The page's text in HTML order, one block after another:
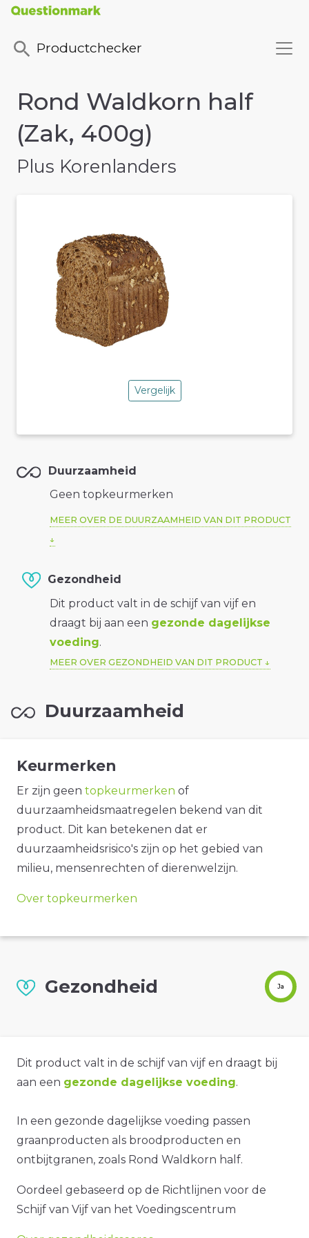
Productchecker
Rond Waldkorn half
(Zak, 400g)
Plus Korenlanders
Vergelijk
Duurzaamheid
Geen topkeurmerken
MEER OVER DE DUURZAAMHEID VAN DIT PRODUCT
Gezondheid
Dit product valt in de schijf van vijf en
draagt bij aan een gezonde dagelijkse
voeding.
MEER OVER GEZONDHEID VAN DIT PRODUCT
Duurzaamheid
Keurmerken
Er zijn geen topkeurmerken of
duurzaamheidsmaatregelen bekend van dit
product. Dit kan betekenen dat er
duurzaamheidsrisico's zijn op het gebied van
milieu, mensenrechten of dierenwelzijn.
Over topkeurmerken
Gezondheid Ja
Dit product valt in de schijf van vijf en draagt bij
aan een gezonde dagelijkse voeding.
In een gezonde dagelijkse voeding passen
graanproducten als broodproducten en
ontbijtgranen, zoals Rond Waldkorn half.
Oordeel gebaseerd op de Richtlijnen voor de
Schijf van Vijf van het Voedingscentrum